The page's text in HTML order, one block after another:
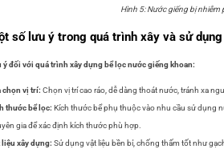
Hình 5: Nước giếng bị nhiễm
số lưu ý trong quá trình xây và sử
ý đối với quá trình xây dựng bể lọc nước giếng khoan:
chọn vị trí: Chọn vị trí cao ráo, dễ dàng thoát nước, tránh xa
thước bể lọc: Kích thước bể phụ thuộc vào nhu cầu sử dụng
gia để xác định kích thước phù hợp.
liệu xây dựng: Sử dụng vật liệu bền bỉ, chống thấm tốt như